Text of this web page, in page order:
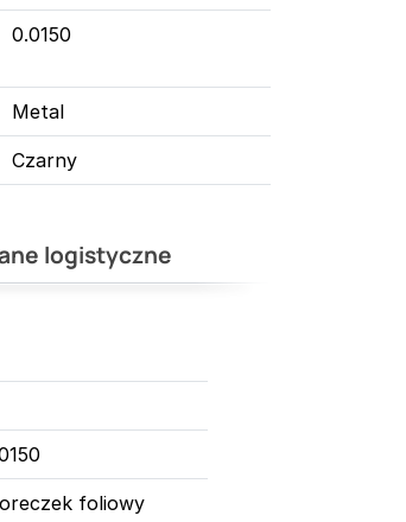
0.0150
Metal
Czarny
logistyczne
foliowy